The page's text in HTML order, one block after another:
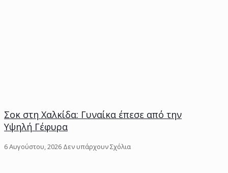
Σοκ στη Χαλκίδα: Γυναίκα έπεσε από την
Υψηλή Γέφυρα
6 Αυγούστου, 2026 Δεν υπάρχουν Σχόλια